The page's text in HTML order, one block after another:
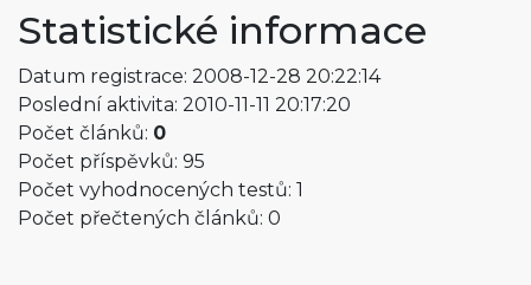
Statistické informace
Datum registrace: 2008-12-28 20:22:14
Poslední aktivita: 2010-11-11 20:17:20
Počet článků: 0
Počet příspěvků: 95
Počet vyhodnocených testů: 1
Počet přečtených článků: 0